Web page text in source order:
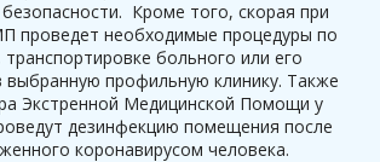
Кроме того, скорая при
проведет необходимые процедуры по
больного или его
выбранную профильную клинику. Также
Экстренной Медицинской Помощи у
дезинфекцию помещения после
коронавирусом человека.